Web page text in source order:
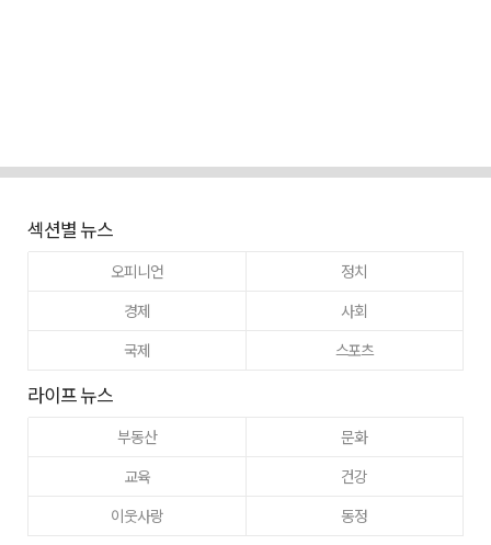
섹션별 뉴스
오피니언
정치
경제
사회
국제
스포츠
라이프 뉴스
부동산
문화
교육
건강
이웃사랑
동정